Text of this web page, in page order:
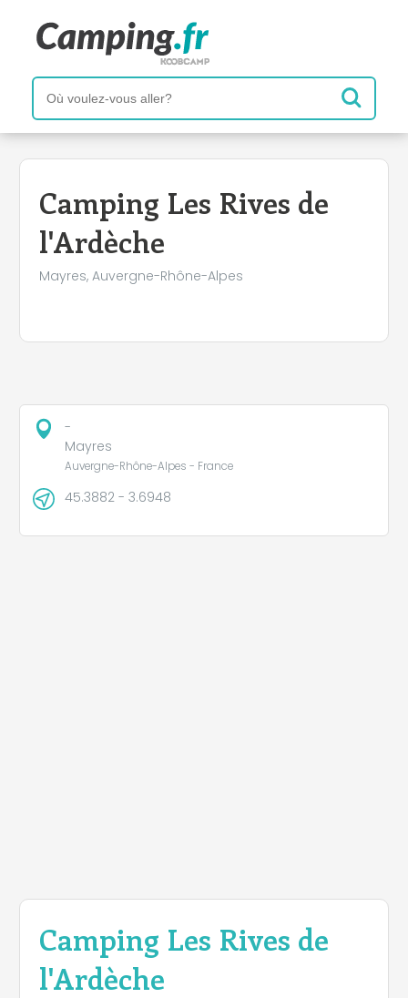
Camping Les Rives de
l'Ardèche
Mayres, Auvergne-Rhône-Alpes
Camping Les Rives de
l'Ardèche
+
−
-
Mayres
Auvergne-Rhône-Alpes - France
45.3882 - 3.6948